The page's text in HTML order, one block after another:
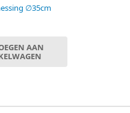
∅35cm
AAN